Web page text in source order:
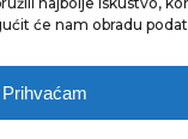
će nam obradu
Prihvaćam
bg & 3na3.